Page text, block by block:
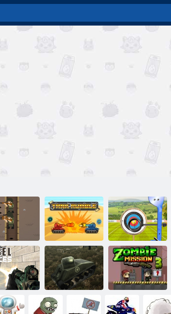
Winzige
Gewehre
Panzerrumpel
Archery World
Tour -
Highscore
Bogenschießen
3D